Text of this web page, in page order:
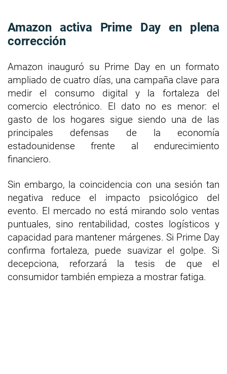
Amazon activa Prime Day en plena
corrección
Amazon inauguró su Prime Day en un formato
ampliado de cuatro días, una campaña clave para
medir el consumo digital y la fortaleza del
comercio electrónico. El dato no es menor: el
gasto de los hogares sigue siendo una de las
principales defensas de la economía
estadounidense frente al endurecimiento
financiero.
Sin embargo, la coincidencia con una sesión tan
negativa reduce el impacto psicológico del
evento. El mercado no está mirando solo ventas
puntuales, sino rentabilidad, costes logísticos y
capacidad para mantener márgenes. Si Prime Day
confirma fortaleza, puede suavizar el golpe. Si
decepciona, reforzará la tesis de que el
consumidor también empieza a mostrar fatiga.